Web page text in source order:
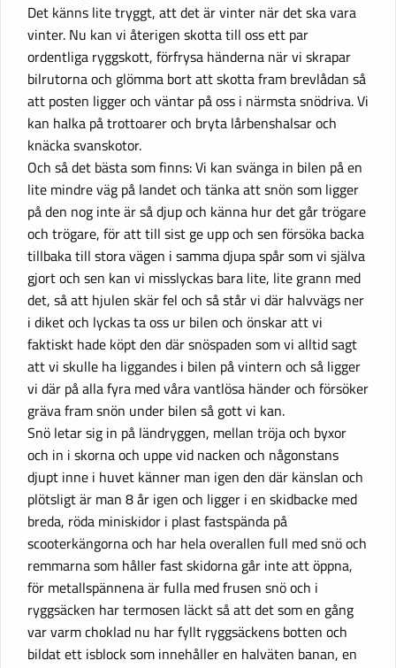
Det känns lite tryggt, att det är vinter när det ska vara
vinter. Nu kan vi återigen skotta till oss ett par
ordentliga ryggskott, förfrysa händerna när vi skrapar
bilrutorna och glömma bort att skotta fram brevlådan så
att posten ligger och väntar på oss i närmsta snödriva. Vi
kan halka på trottoarer och bryta lårbenshalsar och
knäcka svanskotor.
Och så det bästa som finns: Vi kan svänga in bilen på en
lite mindre väg på landet och tänka att snön som ligger
på den nog inte är så djup och känna hur det går trögare
och trögare, för att till sist ge upp och sen försöka backa
tillbaka till stora vägen i samma djupa spår som vi själva
gjort och sen kan vi misslyckas bara lite, lite grann med
det, så att hjulen skär fel och så står vi där halvvägs ner
i diket och lyckas ta oss ur bilen och önskar att vi
faktiskt hade köpt den där snöspaden som vi alltid sagt
att vi skulle ha liggandes i bilen på vintern och så ligger
vi där på alla fyra med våra vantlösa händer och försöker
gräva fram snön under bilen så gott vi kan.
Snö letar sig in på ländryggen, mellan tröja och byxor
och in i skorna och uppe vid nacken och någonstans
djupt inne i huvet känner man igen den där känslan och
plötsligt är man 8 år igen och ligger i en skidbacke med
breda, röda miniskidor i plast fastspända på
scooterkängorna och har hela overallen full med snö och
remmarna som håller fast skidorna går inte att öppna,
för metallspännena är fulla med frusen snö och i
ryggsäcken har termosen läckt så att det som en gång
var varm choklad nu har fyllt ryggsäckens botten och
bildat ett isblock som innehåller en halväten banan, en